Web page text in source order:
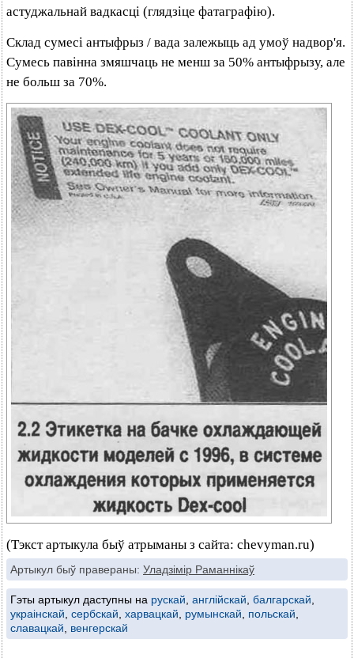
астуджальнай вадкасці (глядзіце фатаграфію).
Склад сумесі антыфрыз / вада залежыць ад умоў надвор'я.
Сумесь павінна змяшчаць не менш за 50% антыфрызу, але
не больш за 70%.
(Тэкст артыкула быў атрыманы з сайта: chevyman.ru)
Артыкул быў правераны: Уладзімір Раманнікаў
Гэты артыкул даступны на рускай англійскай балгарскай
украінскай сербскай харвацкай румынскай польскай
славацкай
венгерскай